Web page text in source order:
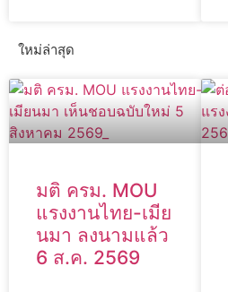
ใหม่ล่าสุด
มติ ครม. MOU
แรงงานไทย-เมีย
นมา ลงนามแล้ว
6 ส.ค. 2569